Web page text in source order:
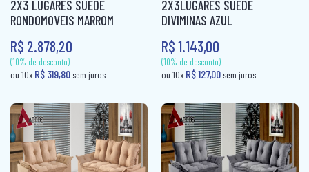
(10% de desconto)
ou 10xR$ 29,80sem juros (10% de desconto)
ou 10x
2X3 LUGARES SUEDE
RONDOMOVEIS MARROM
R$ 2.878,20
2X3LUGARES SUEDE
DIVIMINAS AZUL
R$ 1.143,00